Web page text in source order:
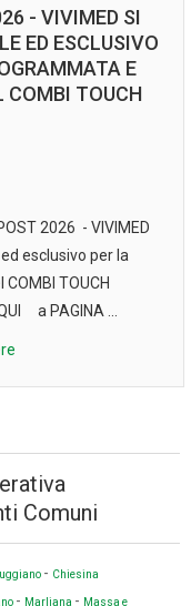
- VIVIMED SI
ED ESCLUSIVO
E
COMBI TOUCH
2026 - VIVIMED
esclusivo per la
TOUCH
a PAGINA ...
Comuni
- Chiesina
- Marliana - Massa e